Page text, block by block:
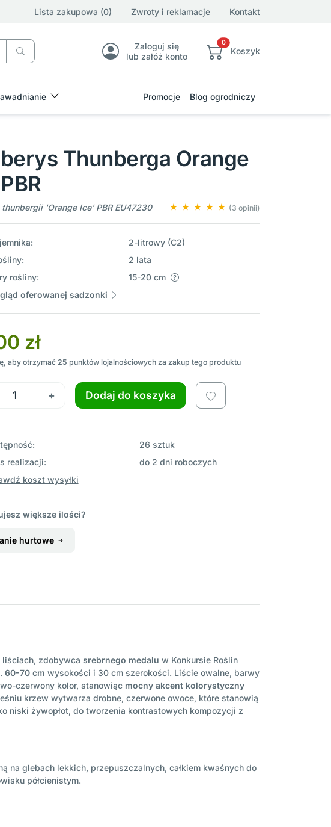
Lista zakupowa (0) Zwroty i reklamacje Kontakt
Zaloguj się
lub załóż konto
0
Koszyk
Promocje Blog ogrodniczy
Thunberga Orange
'Orange Ice' PBR EU47230 (3 opinii)
2-litrowy (C2)
2 lata
rośliny:
15-20 cm
oferowanej sadzonki
zł
aby otrzymać25 punktów lojalnościowych za zakup tego produktu
Dodaj do koszyka
26 sztuk
realizacji:
do 2 dni roboczych
koszt wysyłki
większe ilości?
hurtowe
liściach, zdobywca srebrnego medalu w Konkursie Roślin
60-70 cm wysokości i 30 cm szerokości. Liście owalne, barwy
czerwony kolor, stanowiąc mocny akcent kolorystyczny
krzew wytwarza drobne, czerwone owoce, które stanowią
niski żywopłot, do tworzenia kontrastowych kompozycji z
na glebach lekkich, przepuszczalnych, całkiem kwaśnych do
półcienistym.